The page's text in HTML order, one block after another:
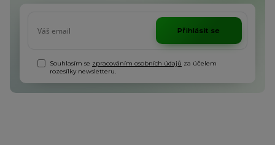
Přihlásit se
Souhlasím se zpracováním osobních údajů za účelem
rozesílky newsletteru.